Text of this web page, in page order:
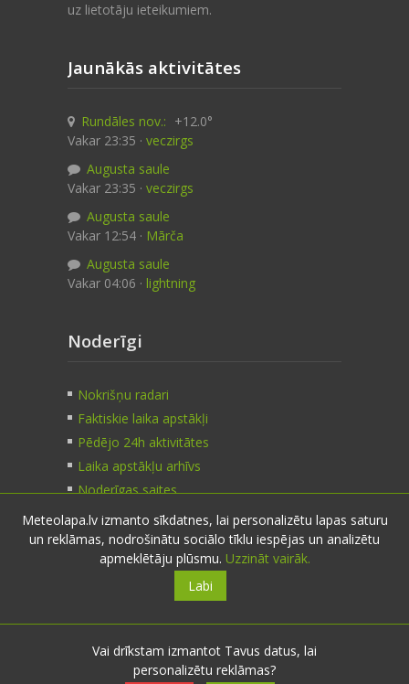
uz lietotāju ieteikumiem.
Jaunākās aktivitātes
Rundāles nov.: +12.0°
Vakar 23:35 · veczirgs
Augusta saule
Vakar 23:35 · veczirgs
Augusta saule
Vakar 12:54 · Mārča
Augusta saule
Vakar 04:06 · lightning
Noderīgi
Nokrišņu radari
Faktiskie laika apstākļi
Pēdējo 24h aktivitātes
Laika apstākļu arhīvs
Noderīgas saites
Kontakti
nosūti ziņu
Seko mums
Meteolapa.lv izmanto sīkdatnes, lai personalizētu lapas saturu
un reklāmas, nodrošinātu sociālo tīklu iespējas un analizētu
apmeklētāju plūsmu. Uzzināt vairāk.
Labi
Vai drīkstam izmantot Tavus datus, lai
personalizētu reklāmas?